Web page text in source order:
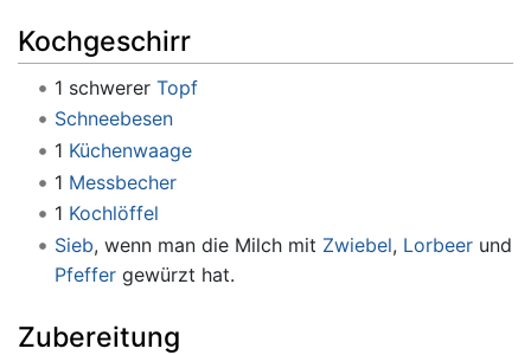
Kochgeschirr
1 schwerer Topf
Schneebesen
1 Küchenwaage
1 Messbecher
1 Kochlöffel
Sieb, wenn man die Milch mit Zwiebel, Lorbeerund
Pfeffergewürzt hat.
Zubereitung